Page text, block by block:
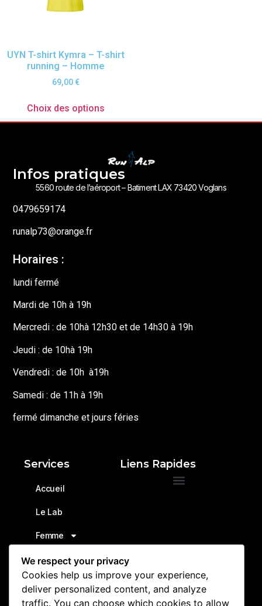
UYN T-shirt Kymra – T-shirt
running – Homme
69,00 €
Choix des options
Infos pratiques
5560 route de l’aéroport – Batiment LAX 73420 Voglans
0479659174
runalp73@orange.fr
Horaires :
lundi fermé
Mardi de 10h à 19h
Mercredi : de 10hà 12h30 et de 14h30 à 19h
Jeudi : de 10hà 19h
Vendredi : de 10h à19h
Samedi : de 11h à 19h
fermé dimanche et jours féries
Services
Accueil
Le Lab
Femme
Homme
Accessoires
Liens Rapides
We respect your privacy
Cookies help us improve your experience,
deliver personalized content, and analyze
traffic. You can choose which cookies to allow